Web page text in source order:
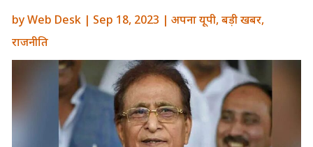
byWeb Desk| Sep 18, 2023 | अपना यूपी,बड़ी खबर,
राजनीति